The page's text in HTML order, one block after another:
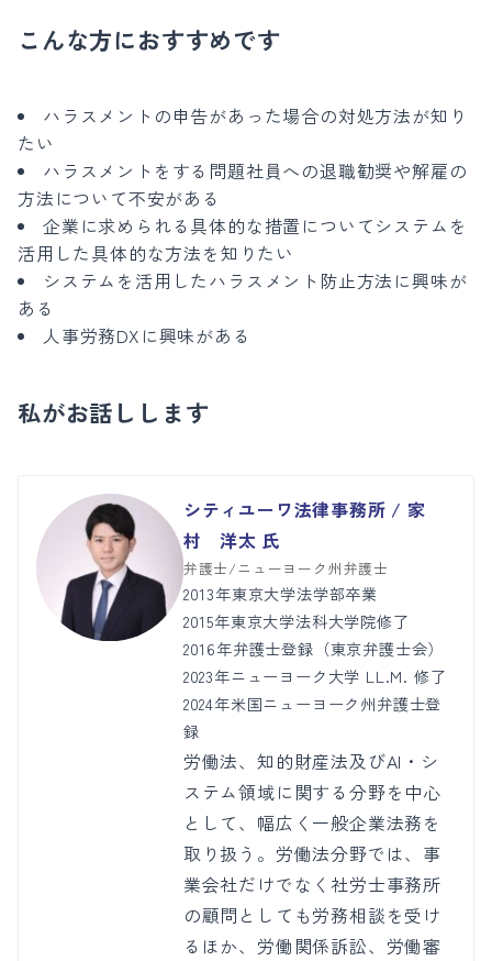
こんな方におすすめです
ハラスメントの申告があった場合の対処方法が知り
たい
ハラスメントをする問題社員への退職勧奨や解雇の
方法について不安がある
企業に求められる具体的な措置についてシステムを
活用した具体的な方法を知りたい
システムを活用したハラスメント防止方法に興味が
ある
人事労務DXに興味がある
私がお話しします
シティユーワ法律事務所 / 家
村 洋太 氏
弁護士/ニューヨーク州弁護士
2013年東京大学法学部卒業
2015年東京大学法科大学院修了
2016年弁護士登録（東京弁護士会）
2023年ニューヨーク大学 LL.M. 修了
2024年米国ニューヨーク州弁護士登
録
労働法、知的財産法及びAI・シ
ステム領域に関する分野を中心
として、幅広く一般企業法務を
取り扱う。労働法分野では、事
業会社だけでなく社労士事務所
の顧問としても労務相談を受け
るほか、労働関係訴訟、労働審